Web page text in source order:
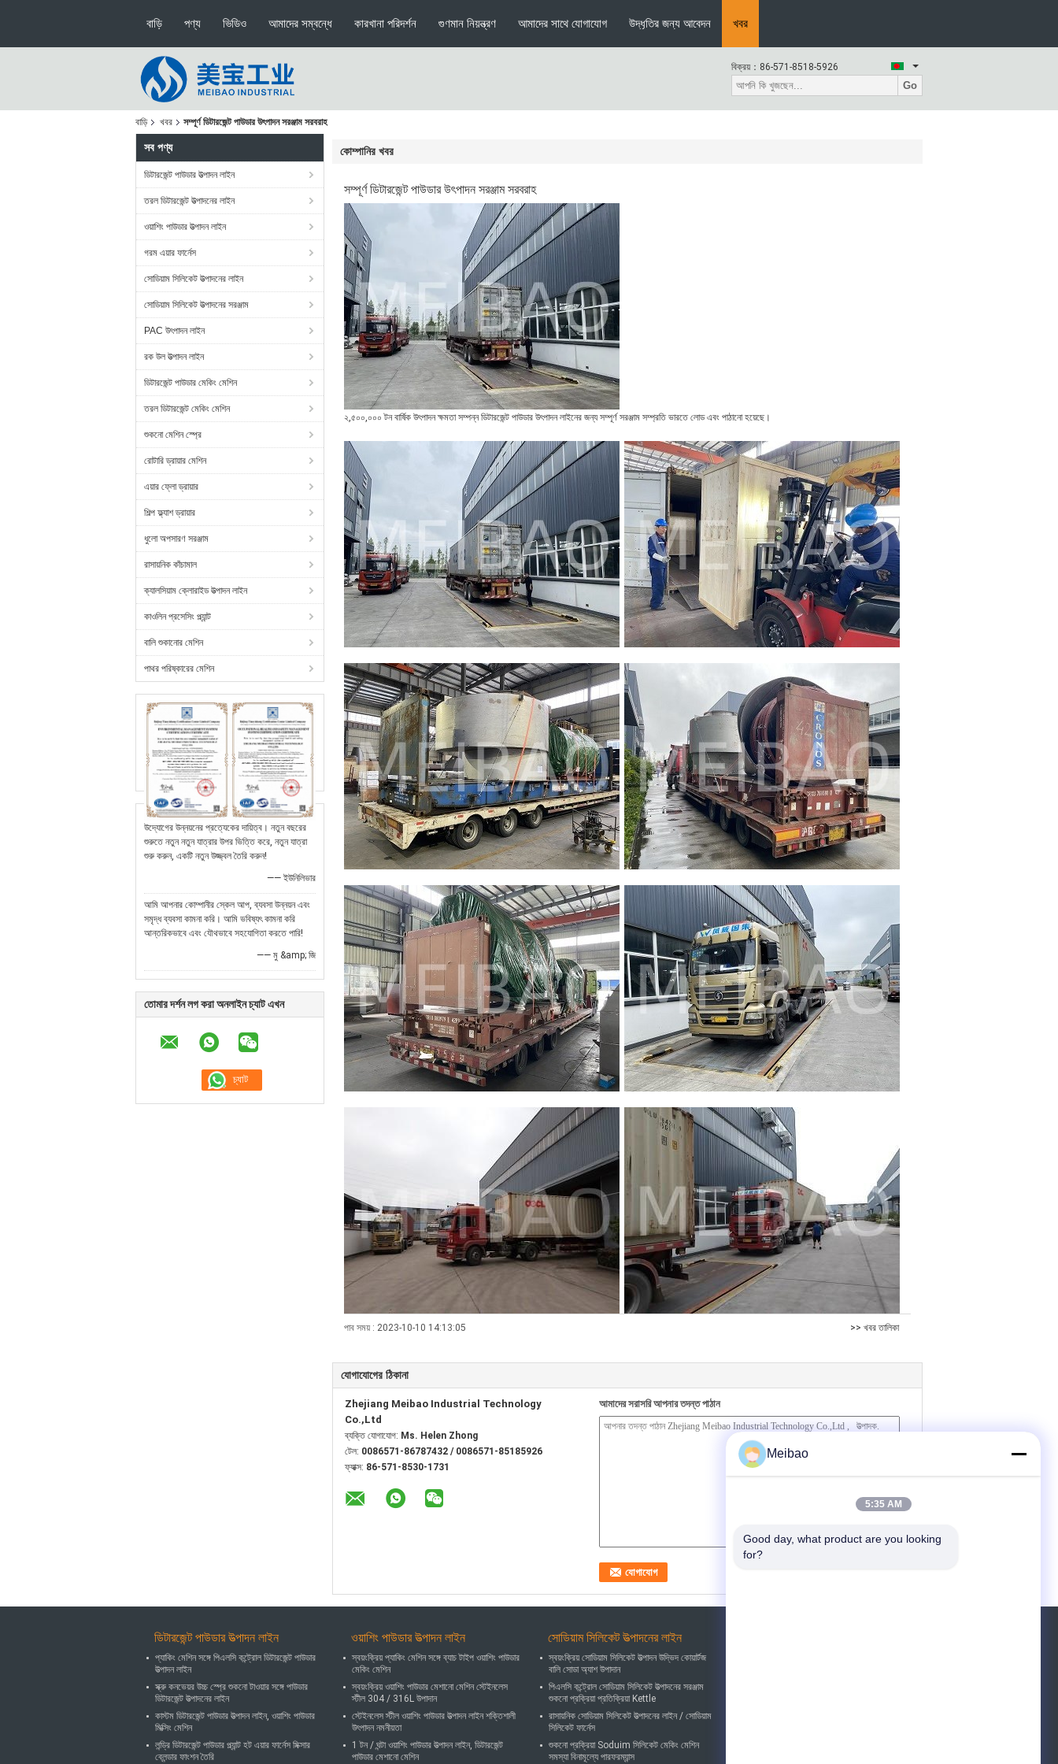
বাড়ি পণ্য ভিডিও আমাদের সম্বন্ধে কারখানা পরিদর্শন গুণমান নিয়ন্ত্রণ আমাদের সাথে যোগাযোগ উদ্ধৃতির জন্য আবেদন খবর
বিক্রয়： 86-571-8518-5926
Go
বাড়ি খবর সম্পূর্ণ ডিটারজেন্ট পাউডার উৎপাদন সরঞ্জাম সরবরাহ
সব পণ্য
ডিটারজেন্ট পাউডার উত্পাদন লাইন
তরল ডিটারজেন্ট উত্পাদনের লাইন
ওয়াশিং পাউডার উত্পাদন লাইন
গরম এয়ার ফার্নেস
সোডিয়াম সিলিকেট উত্পাদনের লাইন
সোডিয়াম সিলিকেট উত্পাদনের সরঞ্জাম
PAC উৎপাদন লাইন
রক উল উত্পাদন লাইন
ডিটারজেন্ট পাউডার মেকিং মেশিন
তরল ডিটারজেন্ট মেকিং মেশিন
শুকনো মেশিন স্প্রে
রোটারি ড্রায়ার মেশিন
এয়ার ফ্লো ড্রায়ার
শিল্প ফ্ল্যাশ ড্রায়ার
ধুলো অপসারণ সরঞ্জাম
রাসায়নিক কাঁচামাল
ক্যালসিয়াম ক্লোরাইড উত্পাদন লাইন
কাওলিন প্রসেসিং প্ল্যান্ট
বালি শুকানোর মেশিন
পাথর পরিষ্কারের মেশিন
উদ্যোগের উন্নয়নের প্রত্যেকের দায়িত্ব। নতুন বছরের
শুরুতে নতুন নতুন যাত্রার উপর ভিত্তি করে, নতুন যাত্রা
শুরু করুন, একটি নতুন উজ্জ্বল তৈরি করুন!
—— ইউনিলিভার
আমি আপনার কোম্পানীর স্কেল আপ, ব্যবসা উন্নয়ন এবং
সমৃদ্ধ ব্যবসা কামনা করি। আমি ভবিষ্যৎ কামনা করি
আন্তরিকভাবে এবং যৌথভাবে সহযোগিতা করতে পারি!
—— মু &amp; জি
তোমার দর্শন লগ করা অনলাইন চ্যাট এখন
কোম্পানির খবর
সম্পূর্ণ ডিটারজেন্ট পাউডার উৎপাদন সরঞ্জাম সরবরাহ
২,৫০০,০০০ টন বার্ষিক উৎপাদন ক্ষমতা সম্পন্ন ডিটারজেন্ট পাউডার উৎপাদন লাইনের জন্য সম্পূর্ণ সরঞ্জাম সম্প্রতি ভারতে লোড এবং পাঠানো হয়েছে।
পাব সময় : 2023-10-10 14:13:05 >> খবর তালিকা
যোগাযোগের ঠিকানা
Zhejiang Meibao Industrial Technology
Co.,Ltd
ব্যক্তি যোগাযোগ: Ms. Helen Zhong
টেল: 0086571-86787432 / 0086571-85185926
ফ্যাক্স: 86-571-8530-1731
আমাদের সরাসরি আপনার তদন্ত পাঠান
ডিটারজেন্ট পাউডার উত্পাদন লাইন
প্যাকিং মেশিন সঙ্গে পিএলসি কন্ট্রোল ডিটারজেন্ট পাউডার
উত্পাদন লাইন
স্ক্রু কনভেয়র উচ্চ স্প্রে শুকনো টাওয়ার সঙ্গে পাউডার
ডিটারজেন্ট উত্পাদনের লাইন
কাস্টম ডিটারজেন্ট পাউডার উত্পাদন লাইন, ওয়াশিং পাউডার
মিক্সিং মেশিন
লন্ড্রি ডিটারজেন্ট পাউডার প্ল্যান্ট হট এয়ার ফার্নেস মিক্সার
ব্লেন্ডার ফাংশন তৈরি
ওয়াশিং পাউডার উত্পাদন লাইন
স্বয়ংক্রিয় প্যাকিং মেশিন সঙ্গে ব্যাচ টাইপ ওয়াশিং পাউডার
মেকিং মেশিন
স্বয়ংক্রিয় ওয়াশিং পাউডার মেশানো মেশিন স্টেইনলেস
স্টীল 304 / 316L উপাদান
স্টেইনলেস স্টীল ওয়াশিং পাউডার উত্পাদন লাইন শক্তিশালী
উৎপাদন নমনীয়তা
1 টন / ঘন্টা ওয়াশিং পাউডার উত্পাদন লাইন, ডিটারজেন্ট
পাউডার মেশানো মেশিন
সোডিয়াম সিলিকেট উত্পাদনের লাইন
স্বয়ংক্রিয় সোডিয়াম সিলিকেট উত্পাদন উদ্ভিদ কোয়ার্টজ
বালি সোডা অ্যাশ উপাদান
পিএলসি কন্ট্রোল সোডিয়াম সিলিকেট উত্পাদনের সরঞ্জাম
শুকনো প্রক্রিয়া প্রতিক্রিয়া Kettle
রাসায়নিক সোডিয়াম সিলিকেট উত্পাদনের লাইন / সোডিয়াম
সিলিকেট ফার্নেস
শুকনো প্রক্রিয়া Soduim সিলিকেট মেকিং মেশিন
সমস্যা বিনামূল্যে পারফরম্যান্স
Meibao
5:35 AM
Good day, what product are you looking
for?